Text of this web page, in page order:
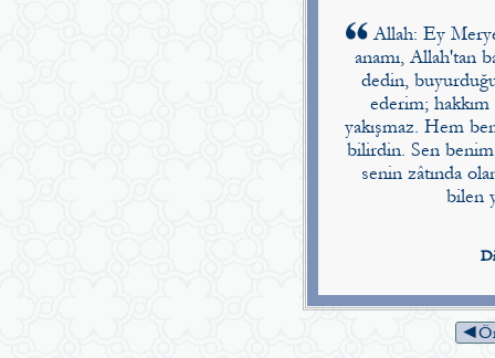
Allah: Ey
anamı, Allah'tan
dedin,
ederim;
yakışmaz. Hem
bilirdin. Sen
senin zâtında
bilen